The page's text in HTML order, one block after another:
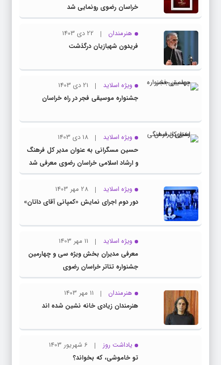
خراسان رضوی رونمایی شد
هنرمندان
22 دی 1403
فریدون شهبازیان درگذشت
ویژه اسلاید
21 دی 1403
جشنواره موسیقی فجر در راه خراسان
ویژه اسلاید
18 دی 1403
حسین مسگرانی به عنوان مدیر کل فرهنگ
و ارشاد اسلامی خراسان رضوی معرفی شد
ویژه اسلاید
28 مهر 1403
دور دوم اجرای نمایش «کمپانی آقای داتان»
ویژه اسلاید
11 مهر 1403
معرفی مدیران بخش ویژه سی و چهارمین
جشنواره تئاتر خراسان رضوی
هنرمندان
11 مهر 1403
هنرمندان زیادی خانه نشین شده اند
یاداشت روز
6 شهریور 1403
تو خاموشی، که بخواند؟